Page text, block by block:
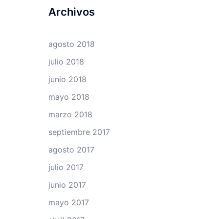
Archivos
agosto 2018
julio 2018
junio 2018
mayo 2018
marzo 2018
septiembre 2017
agosto 2017
julio 2017
junio 2017
mayo 2017